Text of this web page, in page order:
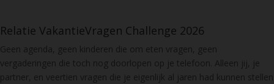
Relatie VakantieVragen Challenge 2026
Geen agenda, geen kinderen die om eten vragen, geen
vergaderingen die toch nog doorlopen op je telefoon. Alleen jij, je
partner, en veertien vragen die je eigenlijk al jaren had kunnen stellen